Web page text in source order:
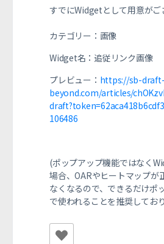
すでにWidgetとして用意がご
カテゴリー：画像
Widget名： 追従リンク画像
プレビュー： https://sb-
beyond.com/articles/
106486
(ポップアップ機能ではなく
場合、OARやヒートマップが
なくなるので、できるだけポ
で使われることを推奨してお